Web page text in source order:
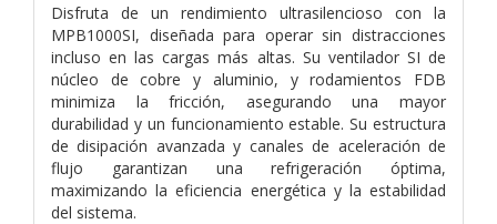
Disfruta de un rendimiento ultrasilencioso con la
MPB1000SI, diseñada para operar sin distracciones
incluso en las cargas más altas. Su ventilador SI de
núcleo de cobre y aluminio, y rodamientos FDB
minimiza la fricción, asegurando una mayor
durabilidad y un funcionamiento estable. Su estructura
de disipación avanzada y canales de aceleración de
flujo garantizan una refrigeración óptima,
maximizando la eficiencia energética y la estabilidad
del sistema.